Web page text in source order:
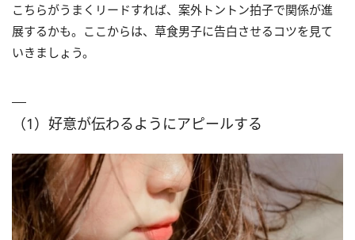
こちらがうまくリードすれば、案外トントン拍子で関係が進
展するかも。ここからは、草食男子に告白させるコツを見て
いきましょう。
（1）好意が伝わるようにアピールする